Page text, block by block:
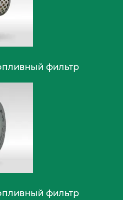
фильтр
фильтр